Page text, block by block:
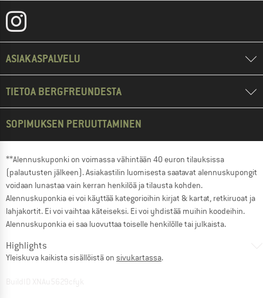
ASIAKASPALVELU
TIETOA BERGFREUNDESTA
SOPIMUKSEN PERUUTTAMINEN
**Alennuskuponki on voimassa vähintään 40 euron tilauksissa
(palautusten jälkeen). Asiakastilin luomisesta saatavat alennuskupongit
voidaan lunastaa vain kerran henkilöä ja tilausta kohden.
Alennuskuponkia ei voi käyttää kategorioihin kirjat & kartat, retkiruoat ja
lahjakortit. Ei voi vaihtaa käteiseksi. Ei voi yhdistää muihin koodeihin.
Alennuskuponkia ei saa luovuttaa toiselle henkilölle tai julkaista.
Highlights
Yleiskuva kaikista sisällöistä on sivukartassa.